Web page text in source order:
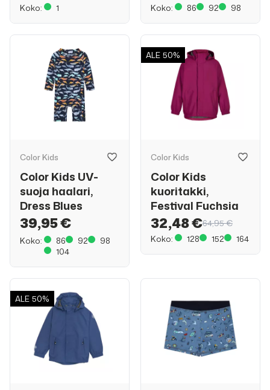
Koko: 1 Koko: 86 92 98
Color Kids
Color Kids UV-
suoja haalari,
Dress Blues
39,95 €
Koko: 86 92
98
104
ALE 50%
Color Kids
Color Kids
kuoritakki,
Festival Fuchsia
32,48 €64,95 €
Koko:
128 152 164
ALE 50%